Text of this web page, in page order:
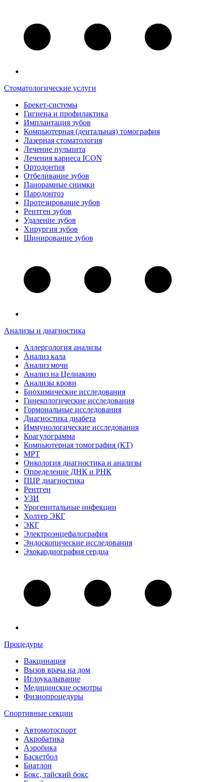
Стоматологические услуги
Брекет-системы
Гигиена и профилактика
Имплантация зубов
Компьютерная (дентальная) томография
Лазерная стоматология
Лечение пульпита
Лечения кариеса ICON
Ортодонтия
Отбеливание зубов
Панорамные снимки
Пародонтоз
Протезирование зубов
Рентген зубов
Удаление зубов
Хирургия зубов
Шинирование зубов
Анализы и диагностика
Аллергология анализы
Анализ кала
Анализ мочи
Анализ на Целиакию
Анализы крови
Биохимические исследования
Гинекологические исследования
Гормональные исследования
Диагностика диабета
Иммунологические исследования
Коагулограмма
Компьютерная томография (КТ)
МРТ
Онкология диагностика и анализы
Определение ДНК и РНК
ПЦР диагностика
Рентген
УЗИ
Урогенитальные инфекции
Холтер ЭКГ
ЭКГ
Электроэнцефалография
Эндоскопические исследования
Эхокардиография сердца
Процедуры
Вакцинация
Вызов врача на дом
Иглоукалывание
Медицинские осмотры
Физиопроцедуры
Спортивные секции
Автомотоспорт
Акробатика
Аэробика
Баскетбол
Биатлон
Бокс, тайский бокс